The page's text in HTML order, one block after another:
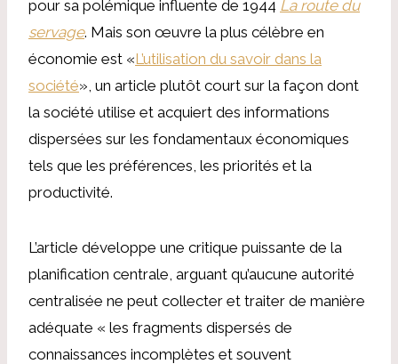
pour sa polémique influente de 1944 La route du
servage. Mais son œuvre la plus célèbre en
économie est «L’utilisation du savoir dans la
société», un article plutôt court sur la façon dont
la société utilise et acquiert des informations
dispersées sur les fondamentaux économiques
tels que les préférences, les priorités et la
productivité.
L’article développe une critique puissante de la
planification centrale, arguant qu’aucune autorité
centralisée ne peut collecter et traiter de manière
adéquate « les fragments dispersés de
connaissances incomplètes et souvent